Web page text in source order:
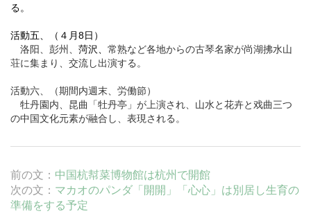
る。
活動五 、（４月8日）
洛阳、彭州、 菏沢、 常熟など各地からの古琴名家が尚湖拂水山
荘に集まり、交流し出演する。
活動六、（期間内週末、労働節）
牡丹園内、昆曲「牡丹亭」が上演され、山水と花卉と戏曲三つ
の中国文化元素が融合し、表現される。
前の文： 中国杭幇菜博物館は杭州で開館
次の文： マカオのパンダ「開開」「心心」は別居し生育の
準備をする予定